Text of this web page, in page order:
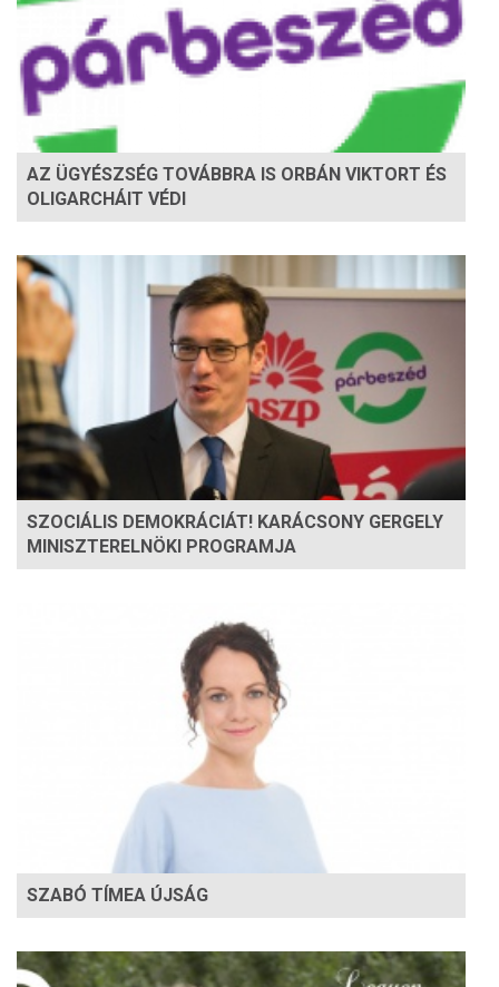
AZ ÜGYÉSZSÉG TOVÁBBRA IS ORBÁN VIKTORT ÉS
OLIGARCHÁIT VÉDI
SZOCIÁLIS DEMOKRÁCIÁT! KARÁCSONY GERGELY
MINISZTERELNÖKI PROGRAMJA
SZABÓ TÍMEA ÚJSÁG